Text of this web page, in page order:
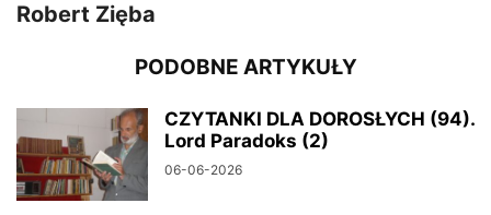
Robert Zięba
PODOBNE ARTYKUŁY
CZYTANKI DLA DOROSŁYCH (94).
Lord Paradoks (2)
06-06-2026